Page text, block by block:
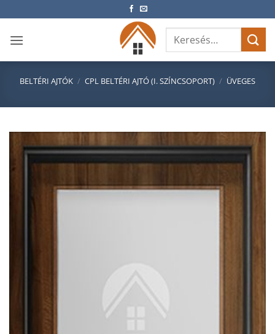
to
content
Keresés
következőre:
BELTÉRI AJTÓK / CPL BELTÉRI AJTÓ (I. SZÍNCSOPORT) / ÜVEGES